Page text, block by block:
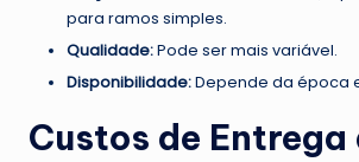
para ramos simples.
Qualidade:Pode ser mais variável.
Disponibilidade:Depende da época
Custos de Entrega